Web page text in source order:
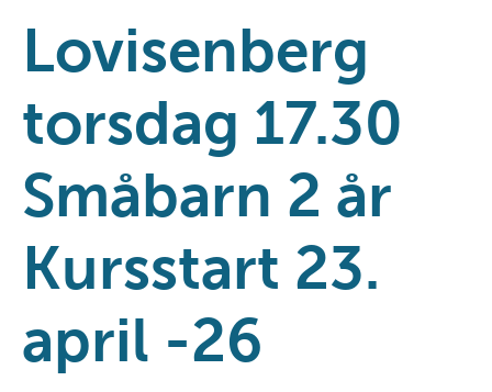
Lovisenberg
torsdag 17.30
Småbarn 2 år
Kursstart 23.
april -26